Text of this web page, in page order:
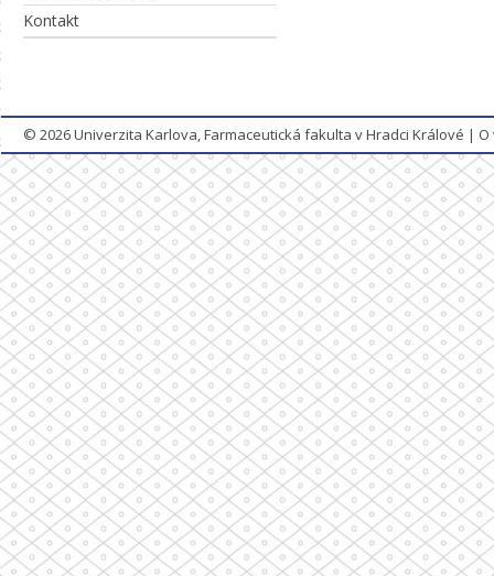
Kontakt
© 2026Univerzita Karlova, Farmaceutická fakulta v Hradci Králové |